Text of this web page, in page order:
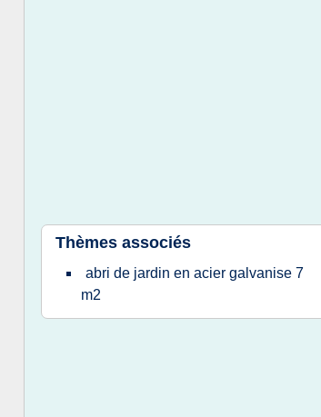
Thèmes associés
abri de jardin en acier galvanise 7
m2